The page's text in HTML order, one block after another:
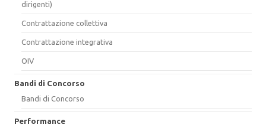
dirigenti)
Contrattazione collettiva
Contrattazione integrativa
OIV
Bandi di Concorso
Bandi di Concorso
Performance